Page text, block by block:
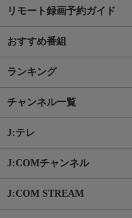
リモート録画予約ガイド
おすすめ番組
ランキング
チャンネル一覧
J:テレ
J:COMチャンネル
J:COM STREAM